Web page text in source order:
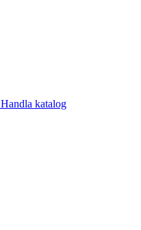
Handla katalog